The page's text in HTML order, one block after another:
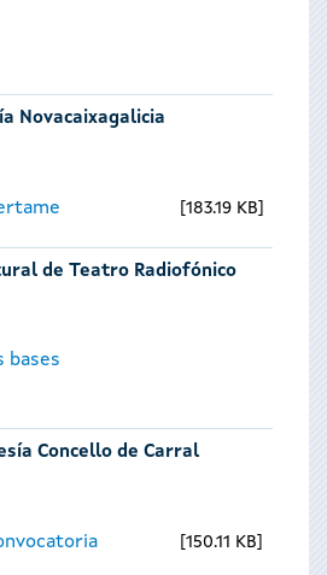
Novacaixagalicia
183.19 KB
de Teatro Radiofónico
bases
Concello de Carral
150.11 KB